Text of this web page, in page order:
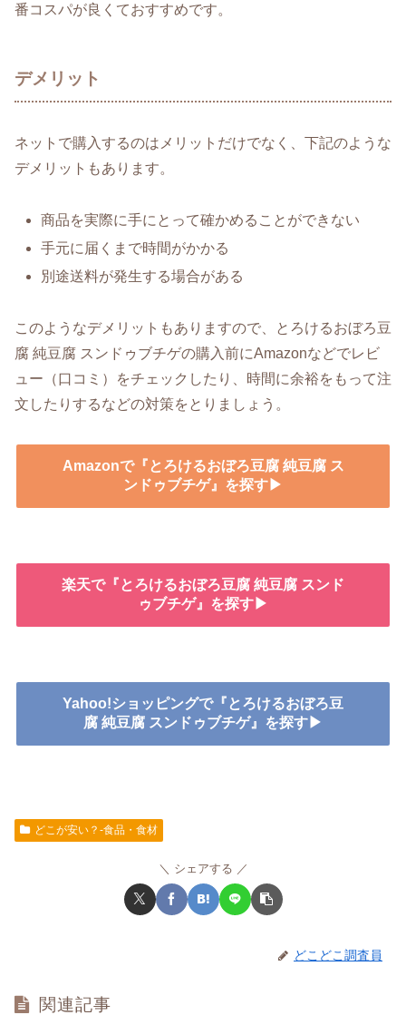
番コスパが良くておすすめです。
デメリット
ネットで購入するのはメリットだけでなく、下記のような
デメリットもあります。
商品を実際に手にとって確かめることができない
手元に届くまで時間がかかる
別途送料が発生する場合がある
このようなデメリットもありますので、とろけるおぼろ豆
腐 純豆腐 スンドゥブチゲの購入前にAmazonなどでレビ
ュー（口コミ）をチェックしたり、時間に余裕をもって注
文したりするなどの対策をとりましょう。
Amazonで『とろけるおぼろ豆腐 純豆腐 ス
ンドゥブチゲ』を探す▶
楽天で『とろけるおぼろ豆腐 純豆腐 スンド
ゥブチゲ』を探す▶
Yahoo!ショッピングで『とろけるおぼろ豆
腐 純豆腐 スンドゥブチゲ』を探す▶
どこが安い？-食品・食材
シェアする
どこどこ調査員
関連記事